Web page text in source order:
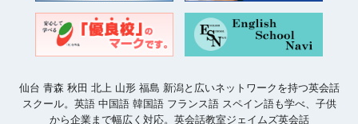
仙台 青森 秋田 北上 山形 福島 新潟と広いネットワークを持つ英会話
スクール。英語 中国語 韓国語 フランス語 スペイン語も学べ、子供
から企業まで幅広く対応。英会話教室ジェイムズ英会話